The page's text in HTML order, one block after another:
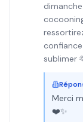
sublimer
Merci
❤️✨